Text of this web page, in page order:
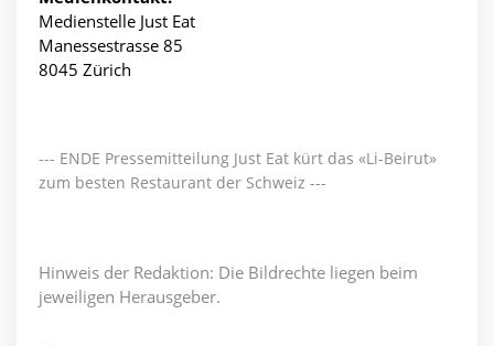
Medienstelle Just Eat
Manessestrasse 85
8045 Zürich
--- ENDE Pressemitteilung Just Eat kürt das «Li-Beirut»
zum besten Restaurant der Schweiz ---
Hinweis der Redaktion: Die Bildrechte liegen beim
jeweiligen Herausgeber.